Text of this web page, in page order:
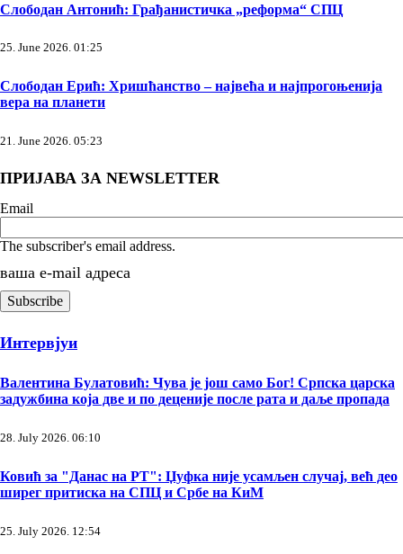
Слободан Антонић: Грађанистичка „реформа“ СПЦ
25. June 2026. 01:25
Слободан Ерић: Хришћанство – највећа и најпрогоњенија
вера на планети
21. June 2026. 05:23
ПРИЈАВА ЗА NEWSLETTER
Email
The subscriber's email address.
ваша е-mail адреса
Интервјуи
Валентина Булатовић: Чува је још само Бог! Српска царска
задужбина која две и по деценије после рата и даље пропада
28. July 2026. 06:10
Ковић за "Данас на РТ": Џуфка није усамљен случај, већ део
ширег притиска на СПЦ и Србе на КиМ
25. July 2026. 12:54